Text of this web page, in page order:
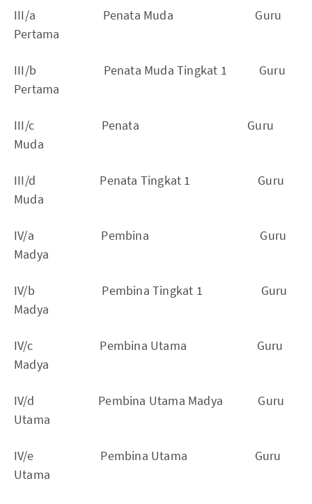
III/a Penata Muda Guru
Pertama
III/b Penata Muda Tingkat 1 Guru
Pertama
III/c Penata Guru
Muda
III/d Penata Tingkat 1 Guru
Muda
IV/a Pembina Guru
Madya
IV/b Pembina Tingkat 1 Guru
Madya
IV/c Pembina Utama Guru
Madya
IV/d Pembina Utama Madya Guru
Utama
IV/e Pembina Utama Guru
Utama